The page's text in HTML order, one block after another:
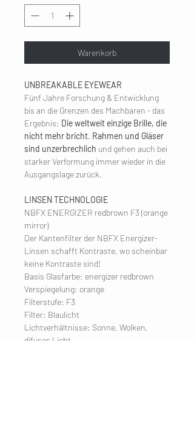
Warenkorb
UNBREAKABLE EYEWEAR
Fünf Jahre Forschung & Entwicklung
bis an die Grenzen des Machbaren - das
Ergebnis: Die weltweit einzige Brille, die
nicht mehr bricht. Rahmen und Gläser
sind unzerbrechlich und gehen auch bei
starker Verformung immer wieder in die
Ausgangslage zurück.
LINSEN TECHNOLOGIE
NBFX ENERGIZER redbrown F3 (orange
mirror)
Der Kantenfilter der NBFX Energizer-
Linsen schafft Kontraste, wo scheinbar
keine Kontraste sind!
Basis Glasfarbe: energizer redbrown
Verspiegelung: orange
Filterstufe: F3
Filter: Blaulicht
Lichtverhältnisse: Sonne, Wolken,
difuses Licht